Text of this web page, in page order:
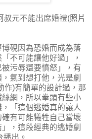
叔元不能出席婚禮(照片
硯因為恐婚而成為落
不可能讓他好過」，
被污辱還要憤怒」，有
氣到想打他，光是劇
作)有簡單的設計過，那
網，所以拳頭有些小
「這個逃婚真的讓人
有可能犧牲自己當壞
，這段經典的逃婚劇
出。